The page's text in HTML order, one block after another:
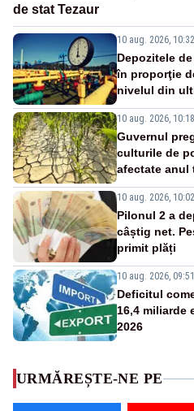
de stat Tezaur
10 aug. 2026, 10:32
Depozitele
în proporţie
nivelul din
10 aug. 2026, 10:18
Guvernul
culturile de
afectate anul
10 aug. 2026, 10:02
Pilonul 2 a
câștig net.
primit plăți
10 aug. 2026, 09:51
Deficitul
16,4 miliarde
2026
URMĂREȘTE-NE PE